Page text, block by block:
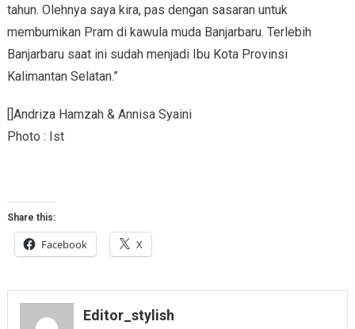
tahun. Olehnya saya kira, pas dengan sasaran untuk
membumikan Pram di kawula muda Banjarbaru. Terlebih
Banjarbaru saat ini sudah menjadi Ibu Kota Provinsi
Kalimantan Selatan.”
[]Andriza Hamzah & Annisa Syaini
Photo : Ist
Share this:
Facebook X
Editor_stylish